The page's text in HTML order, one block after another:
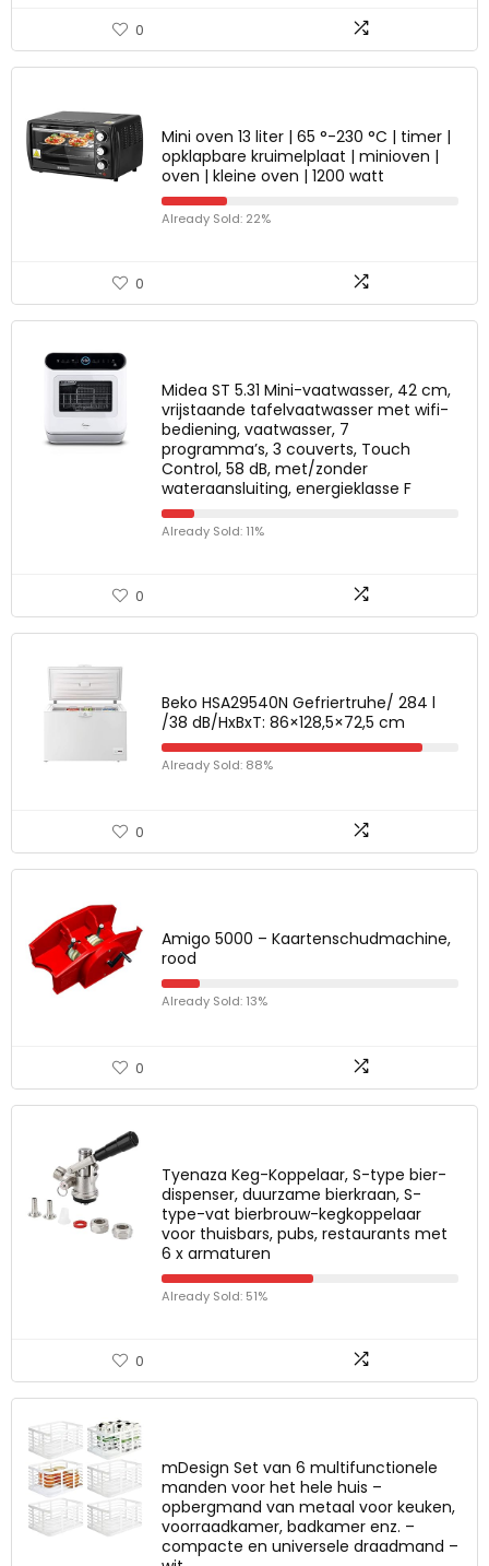
0
Mini oven 13 liter | 65 °-230 °C | timer |
opklapbare kruimelplaat | minioven |
oven | kleine oven | 1200 watt
Already Sold: 22%
0
Midea ST 5.31 Mini-vaatwasser, 42 cm,
vrijstaande tafelvaatwasser met wifi-
bediening, vaatwasser, 7
programma’s, 3 couverts, Touch
Control, 58 dB, met/zonder
wateraansluiting, energieklasse F
Already Sold: 11%
0
Beko HSA29540N Gefriertruhe/ 284 l
/38 dB/HxBxT: 86×128,5×72,5 cm
Already Sold: 88%
0
Amigo 5000 – Kaartenschudmachine,
rood
Already Sold: 13%
0
Tyenaza Keg-Koppelaar, S-type bier-
dispenser, duurzame bierkraan, S-
type-vat bierbrouw-kegkoppelaar
voor thuisbars, pubs, restaurants met
6 x armaturen
Already Sold: 51%
0
mDesign Set van 6 multifunctionele
manden voor het hele huis –
opbergmand van metaal voor keuken,
voorraadkamer, badkamer enz. –
compacte en universele draadmand –